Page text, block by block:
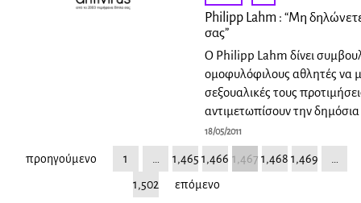
Philipp Lahm : “Μη
σας”
Ο Philipp Lahm δίνει
ομοφυλόφιλους αθλητές να
σεξουαλικές τους
αντιμετωπίσουν την δημόσια
18/05/2011
προηγούμενο 1 1,465 1,466 1,467 1,468 1,469
1,502
επόμενο